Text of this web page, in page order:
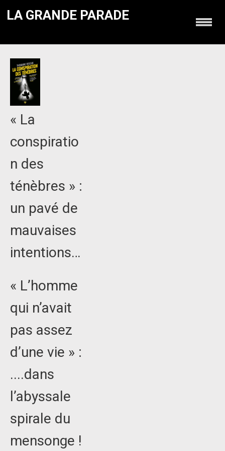
LA GRANDE PARADE
« La
conspiratio
n des
ténèbres » :
un pavé de
mauvaises
intentions…
« L’homme
qui n’avait
pas assez
d’une vie » :
....dans
l’abyssale
spirale du
mensonge !